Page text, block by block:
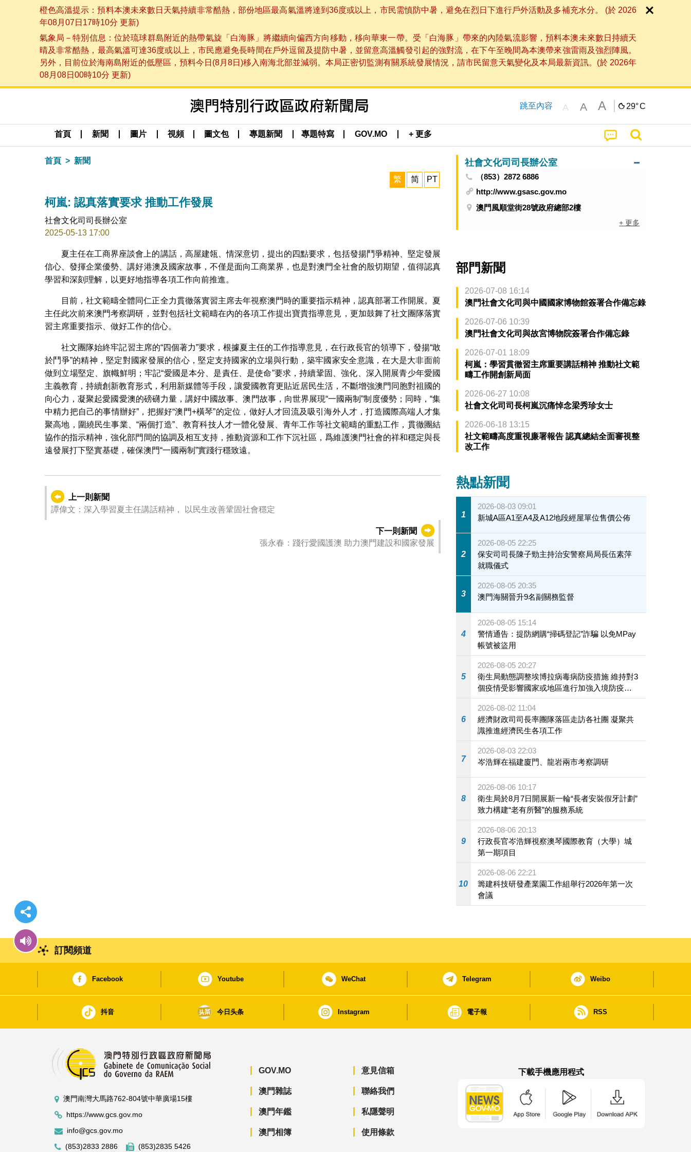
橙色高溫提示：預料本澳未來數日天氣持續非常酷熱，部份地區最高氣溫將達到36度或以上，市民需慎防中暑，避免在烈日下進行戶外活動及多補充水分。 (於 2026
年08月07日17時10分 更新)
氣象局－特別信息：位於琉球群島附近的熱帶氣旋「白海豚」將繼續向偏西方向移動，移向華東一帶。受「白海豚」帶來的內陸氣流影響，預料本澳未來數日持續天
晴及非常酷熱，最高氣溫可達36度或以上，市民應避免長時間在戶外逗留及提防中暑，並留意高溫觸發引起的強對流，在下午至晚間為本澳帶來強雷雨及強烈陣風。
另外，目前位於海南島附近的低壓區，預料今日(8月8日)移入南海北部並減弱。本局正密切監測有關系統發展情況，請市民留意天氣變化及本局最新資訊。(於 2026年
08月08日00時10分 更新)
跳至內容 A A A 29°C
首頁 新聞 圖片 視頻 圖文包 專題新聞 專題特寫 GOV.MO + 更多
首頁 新聞
繁 简 PT
柯嵐: 認真落實要求 推動工作發展
社會文化司司長辦公室
2025-05-13 17:00
夏主任在工商界座談會上的講話，高屋建瓴、情深意切，提出的四點要求，包括發揚鬥爭精神、堅定發展
信心、發揮企業優勢、講好港澳及國家故事，不僅是面向工商業界，也是對澳門全社會的殷切期望，值得認真
學習和深刻理解，以更好地指導各項工作向前推進。
目前，社文範疇全體同仁正全力貫徹落實習主席去年視察澳門時的重要指示精神，認真部署工作開展。夏
主任此次前來澳門考察調研，並對包括社文範疇在內的各項工作提出寶貴指導意見，更加鼓舞了社文團隊落實
習主席重要指示、做好工作的信心。
社文團隊始終牢記習主席的“四個著力”要求，根據夏主任的工作指導意見，在行政長官的領導下，發揚“敢
於鬥爭”的精神，堅定對國家發展的信心，堅定支持國家的立場與行動，築牢國家安全意識，在大是大非面前
做到立場堅定、旗幟鮮明；牢記“愛國是本分、是責任、是使命”要求，持續鞏固、強化、深入開展青少年愛國
主義教育，持續創新教育形式，利用新媒體等手段，讓愛國教育更貼近居民生活，不斷增強澳門同胞對祖國的
向心力，凝聚起愛國愛澳的磅礴力量，講好中國故事、澳門故事，向世界展現“一國兩制”制度優勢；同時，“集
中精力把自己的事情辦好”，把握好“澳門+橫琴”的定位，做好人才回流及吸引海外人才，打造國際高端人才集
聚高地，圍繞民生事業、“兩個打造”、教育科技人才一體化發展、青年工作等社文範疇的重點工作，貫徹團結
協作的指示精神，強化部門間的協調及相互支持，推動資源和工作下沉社區，爲維護澳門社會的祥和穩定與長
遠發展打下堅實基礎，確保澳門“一國兩制”實踐行穩致遠。
上一則新聞
譚偉文：深入學習夏主任講話精神， 以民生改善鞏固社會穩定
下一則新聞
張永春：踐行愛國護澳 助力澳門建設和國家發展
社會文化司司長辦公室
（853）2872 6886
http://www.gsasc.gov.mo
澳門風順堂街28號政府總部2樓
+ 更多
部門新聞
2026-07-08 16:14
澳門社會文化司與中國國家博物館簽署合作備忘錄
2026-07-06 10:39
澳門社會文化司與故宮博物院簽署合作備忘錄
2026-07-01 18:09
柯嵐：學習貫徹習主席重要講話精神 推動社文範
疇工作開創新局面
2026-06-27 10:08
社會文化司司長柯嵐沉痛悼念梁秀珍女士
2026-06-18 13:15
社文範疇高度重視廉署報告 認真總結全面審視整
改工作
熱點新聞
1
2026-08-03 09:01
新城A區A1至A4及A12地段經屋單位售價公佈
2
2026-08-05 22:25
保安司司長陳子勁主持治安警察局局長伍素萍
就職儀式
3
2026-08-05 20:35
澳門海關晉升9名副關務監督
4
2026-08-05 15:14
警情通告：提防網購“掃碼登記”詐騙 以免MPay
帳號被盜用
5
2026-08-05 20:27
衛生局動態調整埃博拉病毒病防疫措施 維持對3
個疫情受影響國家或地區進行加強入境防疫措
施
6
2026-08-02 11:04
經濟財政司司長率團隊落區走訪各社團 凝聚共
識推進經濟民生各項工作
7
2026-08-03 22:03
岑浩輝在福建廈門、龍岩兩市考察調研
8
2026-08-06 10:17
衛生局於8月7日開展新一輪“長者安裝假牙計劃”
致力構建“老有所醫”的服務系統
9
2026-08-06 20:13
行政長官岑浩輝視察澳琴國際教育（大學）城
第一期項目
10
2026-08-06 22:21
籌建科技研發產業園工作組舉行2026年第一次
會議
訂閱頻道
Facebook Youtube WeChat Telegram Weibo
抖音 今日头条 Instagram 電子報 RSS
澳門南灣大馬路762-804號中華廣場15樓
https://www.gcs.gov.mo
info@gcs.gov.mo
(853)2833 2886
(853)2835 5426
GOV.MO
澳門雜誌
澳門年鑑
澳門相簿
意見信箱
聯絡我們
私隱聲明
使用條款
下載手機應用程式